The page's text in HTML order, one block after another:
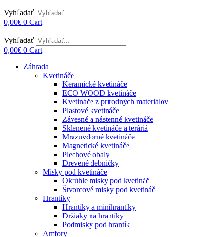
Vyhľadať
0,00€ 0 Cart
Vyhľadať
0,00€ 0 Cart
Záhrada
Kvetináče
Keramické kvetináče
ECO WOOD kvetináče
Kvetináče z prírodných materiálov
Plastové kvetináče
Závesné a nástenné kvetináče
Sklenené kvetináče a teráriá
Mrazuvdorné kvetináče
Magnetické kvetináče
Plechové obaly
Drevené debničky
Misky pod kvetináče
Okrúhle misky pod kvetináč
Štvorcové misky pod kvetináč
Hrantíky
Hrantíky a minihrantíky
Držiaky na hrantíky
Podmisky pod hrantík
Amfory